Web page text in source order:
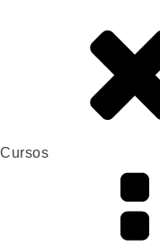
Cursos